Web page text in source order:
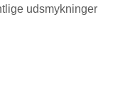
udsmykninger